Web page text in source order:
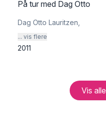
På tur med Dag Otto
Dag Otto Lauritzen
... vis flere
2011
Vis alle